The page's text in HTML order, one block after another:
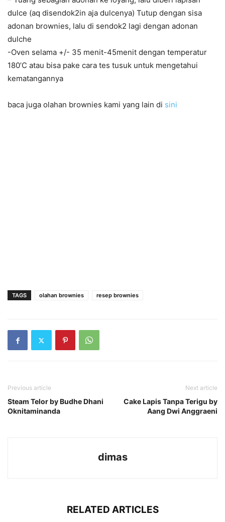
dulce (aq disendok2in aja dulcenya) Tutup dengan sisa
adonan brownies, lalu di sendok2 lagi dengan adonan
dulche
-Oven selama +/- 35 menit-45menit dengan temperatur
180’C atau bisa pake cara tes tusuk untuk mengetahui
kematangannya
baca juga olahan brownies kami yang lain di sini
TAGS olahan brownies resep brownies
Previous article
Steam Telor by Budhe Dhani
Oknitaminanda
Next article
Cake Lapis Tanpa Terigu by
Aang Dwi Anggraeni
dimas
RELATED ARTICLES